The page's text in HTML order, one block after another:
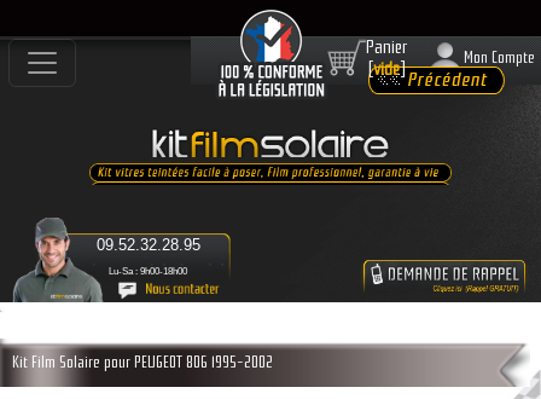
Lu-Sa : 9h00-18h00
09.52.32.28.95
Panier
[vide]
Mon Compte
Kit Film Solaire pour PEUGEOT 806 1995-2002